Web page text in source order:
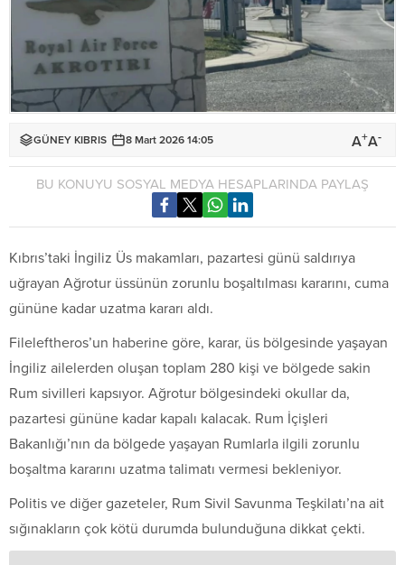
GÜNEY KIBRIS 8 Mart 2026 14:05 A+A-
BU KONUYU SOSYAL MEDYA HESAPLARINDA PAYLAŞ
Kıbrıs’taki İngiliz Üs makamları, pazartesi günü saldırıya
uğrayan Ağrotur üssünün zorunlu boşaltılması kararını, cuma
gününe kadar uzatma kararı aldı.
Fileleftheros’un haberine göre, karar, üs bölgesinde yaşayan
İngiliz ailelerden oluşan toplam 280 kişi ve bölgede sakin
Rum sivilleri kapsıyor. Ağrotur bölgesindeki okullar da,
pazartesi gününe kadar kapalı kalacak. Rum İçişleri
Bakanlığı’nın da bölgede yaşayan Rumlarla ilgili zorunlu
boşaltma kararını uzatma talimatı vermesi bekleniyor.
Politis ve diğer gazeteler, Rum Sivil Savunma Teşkilatı’na ait
sığınakların çok kötü durumda bulunduğuna dikkat çekti.